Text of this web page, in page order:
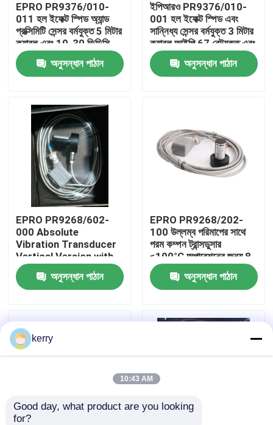
বাড়ি
পণ্য
ভিডিও
আমাদের সম্পর্কে
কারখানা ভ্রমণ
মান নিয়ন্ত্রণ
ব্লগ
ABB 800xa
EPRO PR9376/010-
011 হল ইফেক্ট স্পিড অ্যান্ড
প্রক্সিমিটি সেন্সর বর্মযুক্ত 5 মিটার
ক্যাবল এবং 10-30 ভিডিসি
পাওয়ার সাপ্লাই সহ আইপি 67
রেটেড হাউজিংয়েঅনুসন্ধান পাঠান
ইপিআরও PR9376/010-
001 হল ইফেক্ট স্পিড এবং
সান্নিধ্য সেন্সর বর্মযুক্ত 3 মিটার
ক্যাবল আইপি 67 রেটযুক্ত এবং
10-30 ভিডিসি পাওয়ার সাপ্লাই
সহ
অনুসন্ধান পাঠান
EPRO PR9268/602-
000 Absolute
Vibration Transducer
Vertical Version with
Armored 8m Cable for
High-Temperature up
to 200°C উচ্চ তাপমাত্রার
অনুসন্ধান পাঠান
EPRO PR9268/202-
100 উল্লম্ব পরিমাপের সাথে
পরম কম্পন ট্রান্সডুসার
≤100°C অপারেশনের জন্য 8
মিটার বর্মযুক্ত তারের
অনুসন্ধান পাঠান
kerry
10:43 AM
Good day, what product are you looking
for?